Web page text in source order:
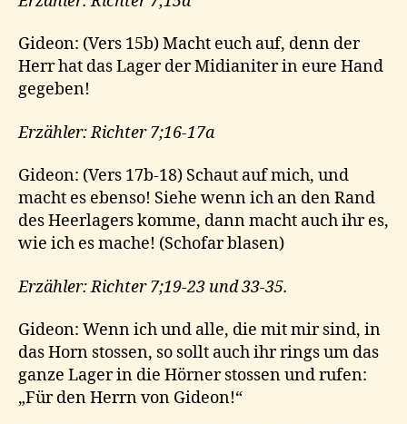
Gideon: (Vers 15b) Macht euch auf, denn der
Herr hat das Lager der Midianiter in eure Hand
gegeben!
Erzähler: Richter 7;16-17a
Gideon: (Vers 17b-18) Schaut auf mich, und
macht es ebenso! Siehe wenn ich an den Rand
des Heerlagers komme, dann macht auch ihr es,
wie ich es mache! (Schofar blasen)
Erzähler: Richter 7;19-23 und 33-35.
Gideon: Wenn ich und alle, die mit mir sind, in
das Horn stossen, so sollt auch ihr rings um das
ganze Lager in die Hörner stossen und rufen:
„Für den Herrn von Gideon!“